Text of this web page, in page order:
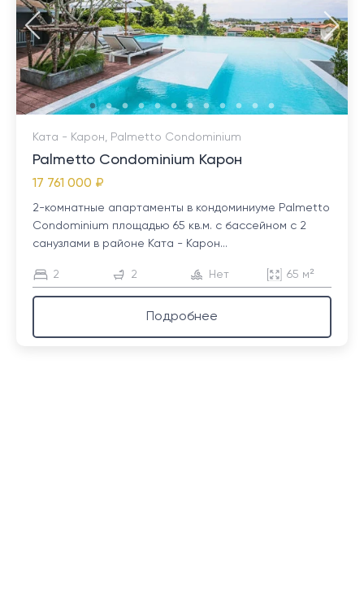
Ката - Карон, Palmetto Condominium
Palmetto Condominium Карон
17 761 000 ₽
2-комнатные апартаменты в кондоминиуме Palmetto
Condominium площадью 65 кв.м. с бассейном с 2
санузлами в районе Ката - Карон...
2 2 Нет 65 м²
Подробнее